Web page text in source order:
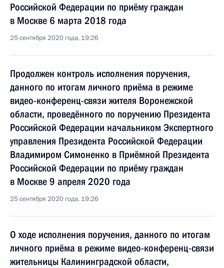
Российской Федерации по приёму граждан
в Москве 6 марта 2018 года
25 сентября 2020 года, 19:26
Продолжен контроль исполнения поручения,
данного по итогам личного приёма в режиме
видео-конференц-связи жителя Воронежской
области, проведённого по поручению Президента
Российской Федерации начальником Экспертного
управления Президента Российской Федерации
Владимиром Симоненко в Приёмной Президента
Российской Федерации по приёму граждан
в Москве 9 апреля 2020 года
25 сентября 2020 года, 19:26
О ходе исполнения поручения, данного по итогам
личного приёма в режиме видео-конференц-связи
жительницы Калининградской области,